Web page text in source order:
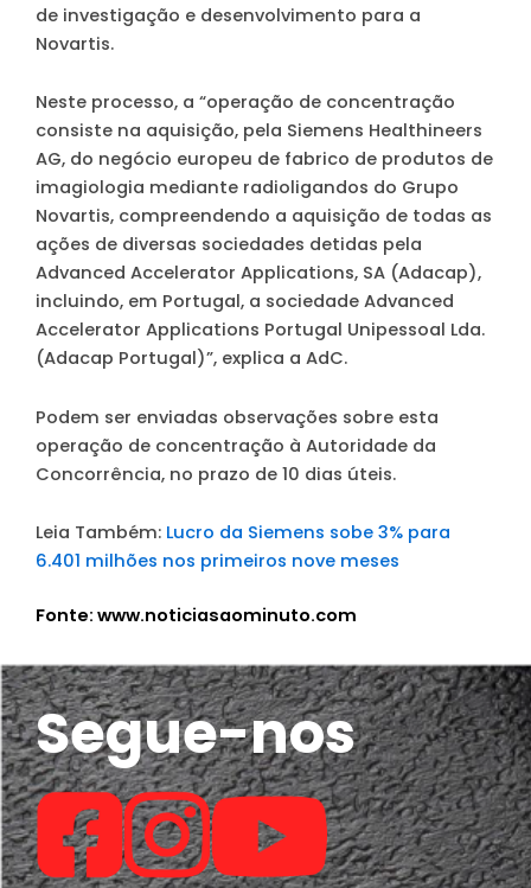
de investigação e desenvolvimento para a
Novartis.
Neste processo, a “operação de concentração
consiste na aquisição, pela Siemens Healthineers
AG, do negócio europeu de fabrico de produtos de
imagiologia mediante radioligandos do Grupo
Novartis, compreendendo a aquisição de todas as
ações de diversas sociedades detidas pela
Advanced Accelerator Applications, SA (Adacap),
incluindo, em Portugal, a sociedade Advanced
Accelerator Applications Portugal Unipessoal Lda.
(Adacap Portugal)”, explica a AdC.
Podem ser enviadas observações sobre esta
operação de concentração à Autoridade da
Concorrência, no prazo de 10 dias úteis.
Leia Também: Lucro da Siemens sobe 3% para
6.401 milhões nos primeiros nove meses
Fonte: www.noticiasaominuto.com
Segue-nos